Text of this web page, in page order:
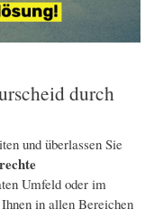
durch
und überlassen Sie
Umfeld oder im
in allen Bereichen